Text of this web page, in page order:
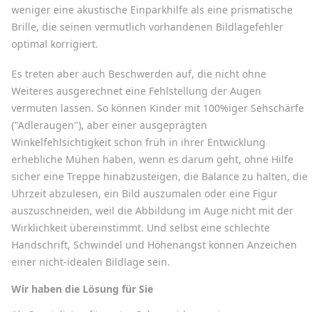
weniger eine akustische Einparkhilfe als eine prismatische
Brille, die seinen vermutlich vorhandenen Bildlagefehler
optimal korrigiert.
Es treten aber auch Beschwerden auf, die nicht ohne
Weiteres ausgerechnet eine Fehlstellung der Augen
vermuten lassen. So können Kinder mit 100%iger Sehschärfe
("Adleraugen"), aber einer ausgeprägten
Winkelfehlsichtigkeit schon früh in ihrer Entwicklung
erhebliche Mühen haben, wenn es darum geht, ohne Hilfe
sicher eine Treppe hinabzusteigen, die Balance zu halten, die
Uhrzeit abzulesen, ein Bild auszumalen oder eine Figur
auszuschneiden, weil die Abbildung im Auge nicht mit der
Wirklichkeit übereinstimmt. Und selbst eine schlechte
Handschrift, Schwindel und Höhenangst können Anzeichen
einer nicht-idealen Bildlage sein.
Wir haben die Lösung für Sie